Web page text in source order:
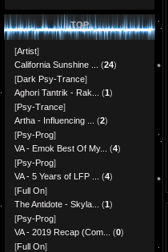
TOP
[Artist]
California Sunshine ...
(24)
[Dark Psy-Trance]
Aghori Tantrik - Rak...
(1)
[Psy-Trance]
Artha - Influencing ...
(2)
[Psy-Prog]
VA - Emok Best Of My...
(4)
[Psy-Prog]
VA - 5 Years of LFP ...
(4)
[Full On]
The Antidote - Skyla...
(1)
[Psy-Prog]
VA - 2019 Recap (Com...
(0)
[Full On]